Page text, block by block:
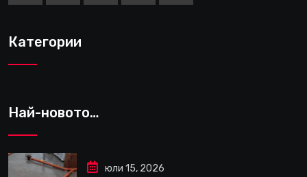
Категории
Най-новото…
юли 15, 2026